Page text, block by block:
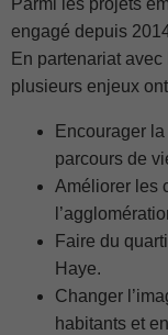
Parmi les projets
engagé depuis
En partenariat avec
plusieurs enjeux
Encourager
parcours de
Améliorer les
Faire du
Haye.
Changer
habitants et